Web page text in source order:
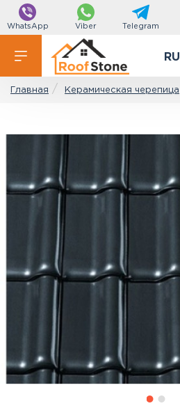
WhatsApp Viber Telegram
RU
Главная Керамическая черепица